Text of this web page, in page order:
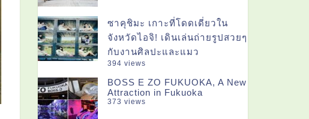
ซาคุชิมะ เกาะที่โดดเดี่ยวใน
จังหวัดไอจิ! เดินเล่นถ่ายรูปสวยๆ
กับงานศิลปะและแมว
394 views
BOSS E ZO FUKUOKA, A New
Attraction in Fukuoka
373 views